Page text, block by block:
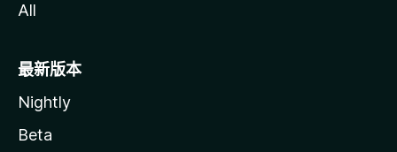
All
最新版本
Nightly
Beta